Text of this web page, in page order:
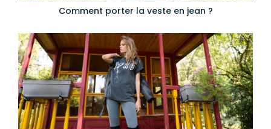
Comment porter la veste en jean ?